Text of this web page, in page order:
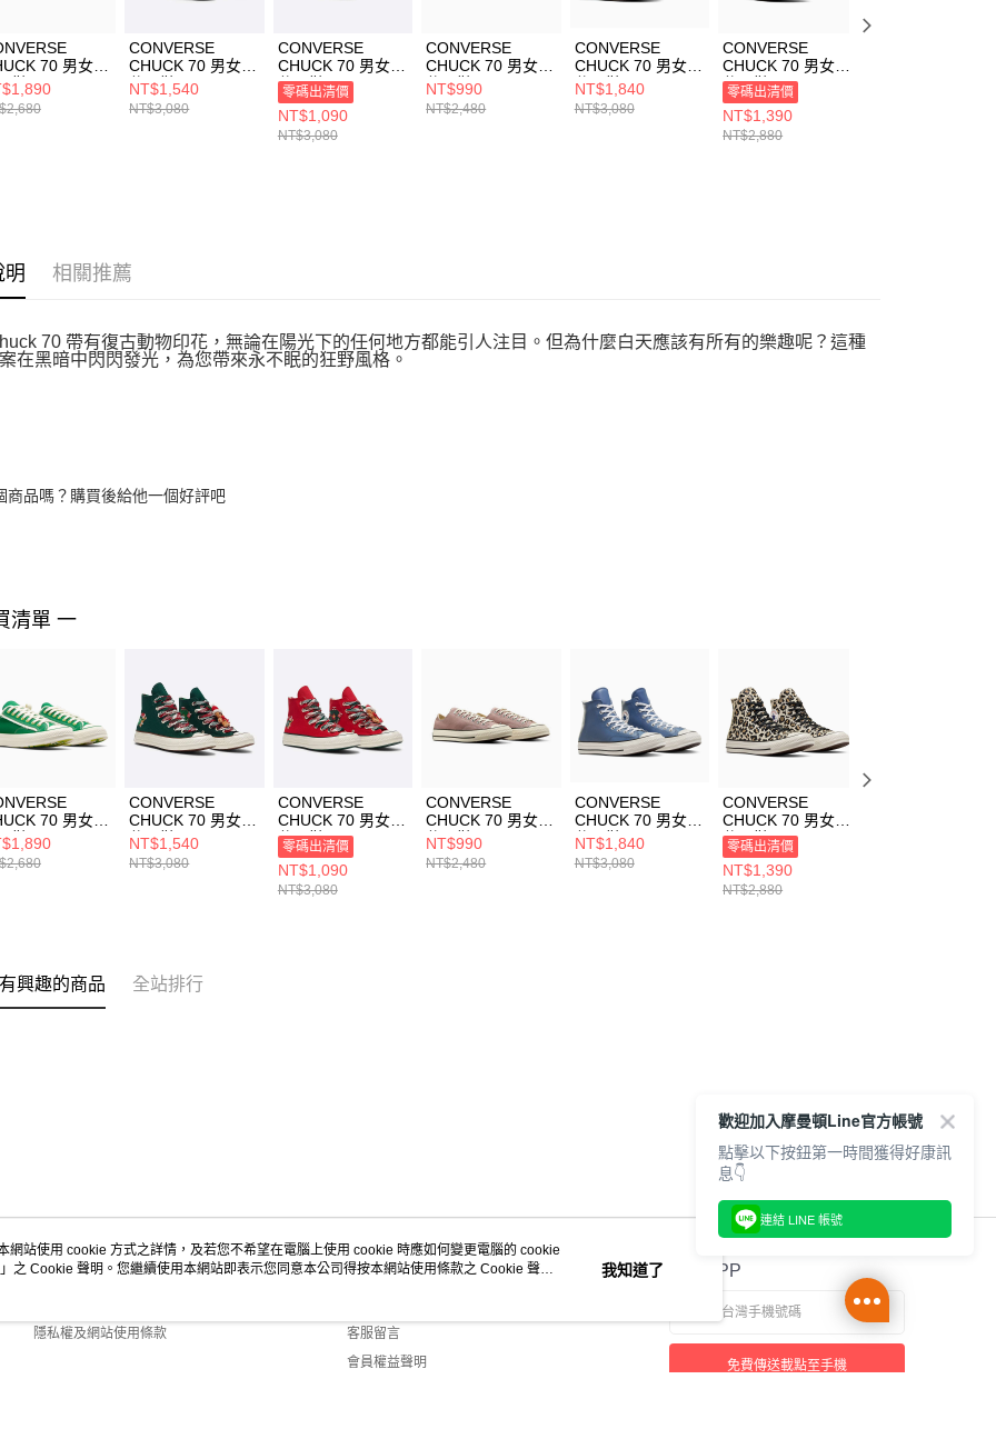
70 男女
鞋 A13852C
CONVERSE
CHUCK 70 男女
休閒鞋 A12455C
NT$1,540
NT$3,080
CONVERSE
CHUCK 70 男女
休閒鞋 A12454C
零碼出清價
NT$1,090
NT$3,080
CONVERSE
CHUCK 70 男女
休閒鞋 A12407C
NT$990
NT$2,480
CONVERSE
CHUCK 70 男女
休閒鞋 A10550C
NT$1,840
NT$3,080
CONVERSE
CHUCK 70 男女
休閒鞋 A13436C
零碼出清價
NT$1,390
NT$2,880
明 相關推薦
70 帶有復古動物印花，無論在陽光下的任何地方都能引人注目。但為什麼白天應該有所有的樂趣呢？這種
在黑暗中閃閃發光，為您帶來永不眠的狂野風格。
商品嗎？購買後給他一個好評吧
清單 一
70 男女
鞋 A13852C
CONVERSE
CHUCK 70 男女
休閒鞋 A12455C
NT$1,540
NT$3,080
CONVERSE
CHUCK 70 男女
休閒鞋 A12454C
零碼出清價
NT$1,090
NT$3,080
CONVERSE
CHUCK 70 男女
休閒鞋 A12407C
NT$990
NT$2,480
CONVERSE
CHUCK 70 男女
休閒鞋 A10550C
NT$1,840
NT$3,080
CONVERSE
CHUCK 70 男女
休閒鞋 A13436C
零碼出清價
NT$1,390
NT$2,880
興趣的商品 全站排行
關於我們
隱私權及網站使用條款
客服資訊
客服留言
會員權益聲明
官方APP
免費傳送載點至手機
網站使用 cookie 方式之詳情，及若您不希望在電腦上使用 cookie 時應如何變更電腦的 cookie
」之 Cookie 聲明。您繼續使用本網站即表示您同意本公司得按本網站使用條款之 Cookie 聲明
我知道了
歡迎加入摩曼頓Line官方帳號
點擊以下按鈕第一時間獲得好康訊
息👇
連結 LINE 帳號